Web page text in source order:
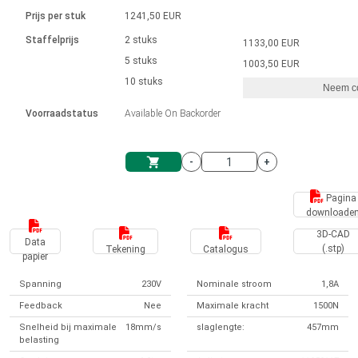
Eenheidssysteem
Solenoïden
driver
Ø 28-42| 1-1400 rpm | <= 290Ncm
Borstelloze DC-motordrivers
Borstel DC-motordrivers DPWM-
Stappenmotor drivers
Synchroon-asynchroon | voor 1-4 aandrijvingen
Besturingskasten
Synchroon-asynchroon | voor 1-4 aandrijvingen
Français (EUR)
Norsk (NOK)
Suomi (EUR)
Svenska (SEK)
Prijs per stuk
Staffelprijs
Voorraadstatus
1241,50 EUR
2 stuks
5 stuks
10 stuks
Available On Backorder
1133,00 EUR
1003,50 EUR
Neem
- +
Pagina
Data
papier
Tekening Catalogus
3D-CAD
(.stp)
Spanning 230V Nominale stroom 1,8A
Feedback Nee Maximale kracht 1500N
Snelheid bij maximale
belasting
18mm/s slaglengte: 457mm